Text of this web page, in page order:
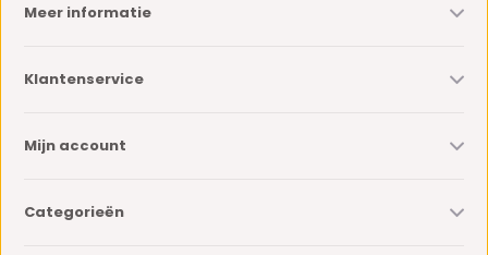
Meer informatie
Klantenservice
Mijn account
Categorieën